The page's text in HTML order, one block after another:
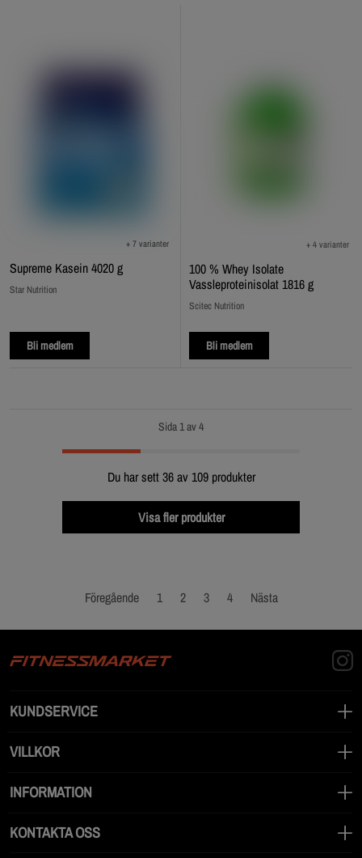
Supreme Kasein 4020 g
+ 7 varianter
Star Nutrition
Bli medlem
100 % Whey Isolate
Vassleproteinisolat 1816 g
+ 4 varianter
Scitec Nutrition
Bli medlem
Sida 1 av 4
Du har sett 36 av 109 produkter
Visa fler produkter
Föregående 1 2 3 4 Nästa
KUNDSERVICE
VILLKOR
INFORMATION
KONTAKTA OSS